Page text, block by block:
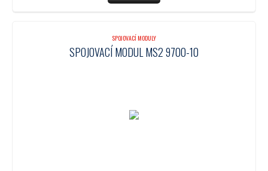
SPOJOVACÍ MODULY
SPOJOVACÍ MODUL MS2 9700-10